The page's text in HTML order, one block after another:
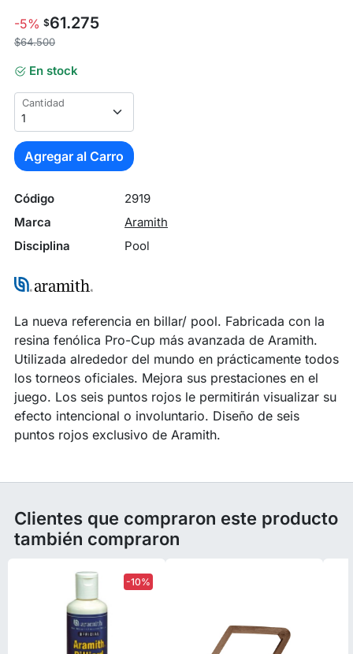
-5% $61.275
$64.500
En stock
Cantidad
Agregar al Carro
Código
2919
Marca
Aramith
Disciplina
Pool
La nueva referencia en billar/ pool. Fabricada con la
resina fenólica Pro-Cup más avanzada de Aramith.
Utilizada alrededor del mundo en prácticamente todos
los torneos oficiales. Mejora sus prestaciones en el
juego. Los seis puntos rojos le permitirán visualizar su
efecto intencional o involuntario. Diseño de seis
puntos rojos exclusivo de Aramith.
Clientes que compraron este producto
también compraron
-10%